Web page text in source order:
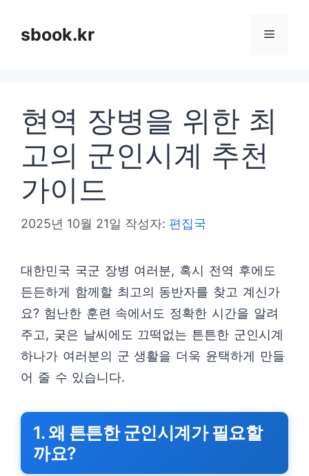
sbook.kr 메
현역 장병을 위한 최
고의 군인시계 추천
가이드
2025년 10월 21일 작성자: 편집국
대한민국 국군 장병 여러분, 혹시 전역 후에도
든든하게 함께할 최고의 동반자를 찾고 계신가
요? 험난한 훈련 속에서도 정확한 시간을 알려
주고, 궂은 날씨에도 끄떡없는 튼튼한 군인시계
하나가 여러분의 군 생활을 더욱 윤택하게 만들
어 줄 수 있습니다.
1. 왜 튼튼한 군인시계가 필요할
까요?